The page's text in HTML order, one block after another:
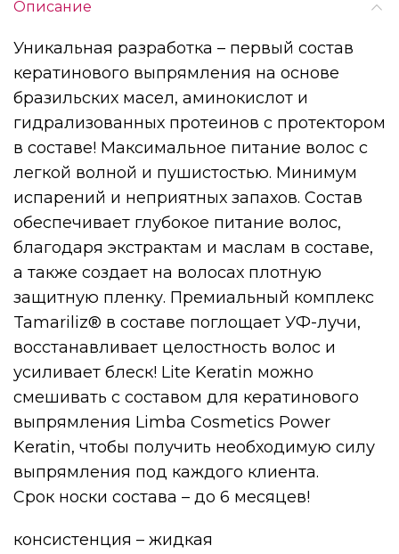
Описание
Уникальная разработка – первый состав
кератинового выпрямления на основе
бразильских масел, аминокислот и
гидрализованных протеинов с протектором
в составе! Максимальное питание волос с
легкой волной и пушистостью. Минимум
испарений и неприятных запахов. Состав
обеспечивает глубокое питание волос,
благодаря экстрактам и маслам в составе,
а также создает на волосах плотную
защитную пленку. Премиальный комплекс
Tamariliz® в составе поглощает УФ-лучи,
восстанавливает целостность волос и
усиливает блеск! Lite Keratin можно
смешивать с составом для кератинового
выпрямления Limba Cosmetics Power
Keratin, чтобы получить необходимую силу
выпрямления под каждого клиента.
Срок носки состава – до 6 месяцев!
консистенция – жидкая